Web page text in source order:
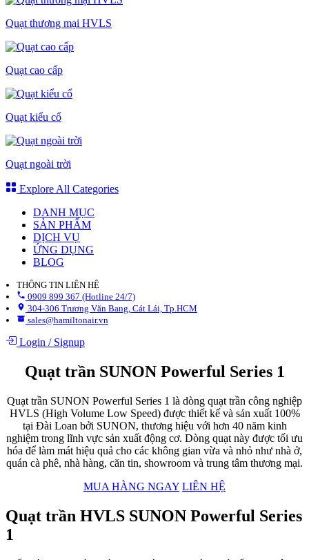
Quạt thương mại HVLS
Quạt cao cấp
Quạt kiểu cổ
Quạt ngoài trời
Explore All Categories
DANH MỤC
SẢN PHẨM
DỊCH VỤ
ỨNG DỤNG
BLOG
THÔNG TIN LIÊN HỆ
0909 899 367 (Hotline 24/7)
304-306 Trương Văn Bang, Cát Lái, Tp.HCM
sales@hamiltonair.vn
Login /Signup
Quạt trần SUNON Powerful Series 1
Quạt trần SUNON Powerful Series 1 là dòng quạt trần công nghiệp
HVLS (High Volume Low Speed) được thiết kế và sản xuất 100%
tại Đài Loan bởi SUNON, thương hiệu với hơn 40 năm kinh
nghiệm trong lĩnh vực sản xuất động cơ. Dòng quạt này được tối ưu
hóa để làm mát hiệu quả cho các không gian vừa và nhỏ như nhà ở,
quán cà phê, nhà hàng, căn tin, showroom và trung tâm thương mại.​
MUA HÀNG NGAY LIÊN HỆ
Quạt trần HVLS SUNON Powerful Series
1